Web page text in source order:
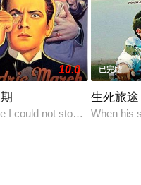
，其实他也想笑，可惜是
10.0
I could not stop for Death,
已完结
生死旅途
When his